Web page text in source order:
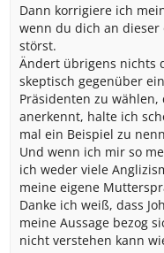
Dann korrigiere ich
wenn du dich an
störst.
Ändert übrigens nichts
skeptisch gegenüber
Präsidenten zu
anerkennt, halte ich
mal ein Beispiel zu
Und wenn ich mir so
ich weder viele
meine eigene
Danke ich weiß, dass
meine Aussage bezog
nicht verstehen kann